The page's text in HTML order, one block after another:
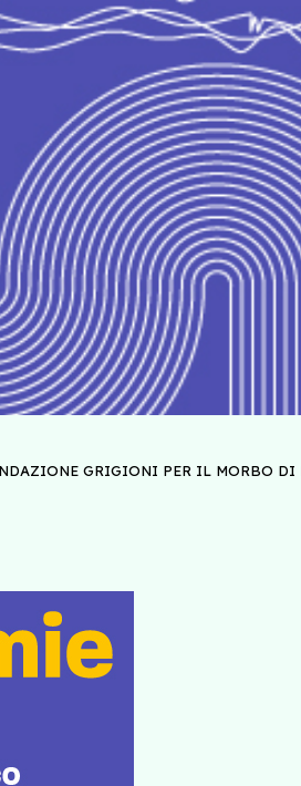
GRIGIONI PER IL MORBO DI